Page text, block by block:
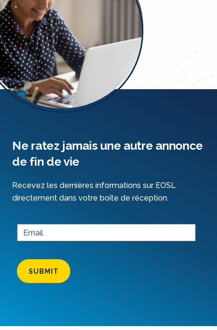
Ne ratez jamais une autre annonce
de fin de vie
Recevez les dernières informations sur EOSL
directement dans votre boîte de réception.
SUBMIT